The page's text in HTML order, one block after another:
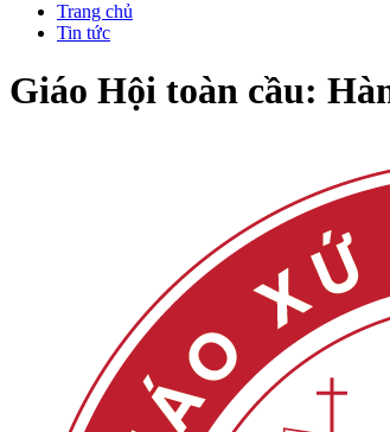
Trang chủ
Tin tức
Giáo Hội toàn cầu: